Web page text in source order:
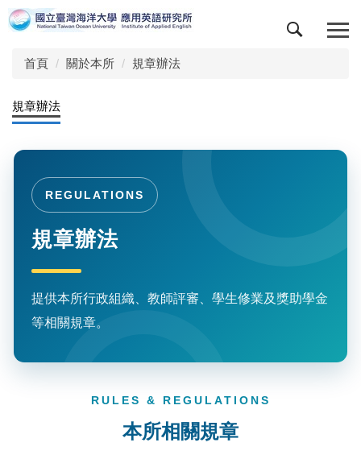
跳
到
容
區
首頁 關於本所 規章辦法
規章辦法
REGULATIONS
規章辦法
提供本所行政組織、教師評審、學生修業及獎助學金
等相關規章。
RULES & REGULATIONS
本所相關規章